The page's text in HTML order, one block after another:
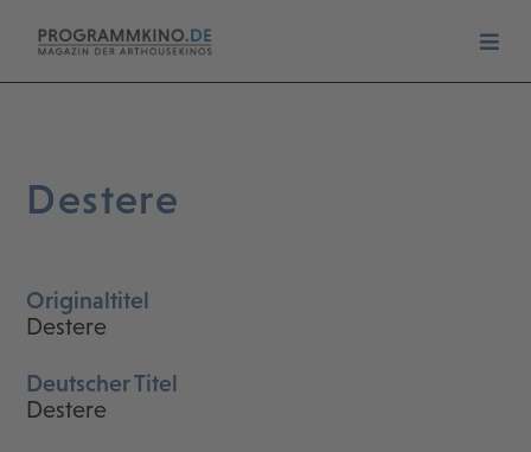
Destere
Originaltitel
Destere
Deutscher Titel
Destere